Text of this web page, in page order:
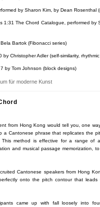
by Sharon Kim, by Dean Rosenthal
1:31 The Chord Catalogue, performed by
Bartok (Fibonacci series)
Christopher Adler (self-similarity,
by Tom Johnson (block designs)
für moderne Kunst
from Hong Kong would tell you, one
a Cantonese phrase that replicates the
method is effective for a range of
and musical passage memorization,
Cantonese speakers from Hong
onto the pitch contour that leads
came up with fall loosely into